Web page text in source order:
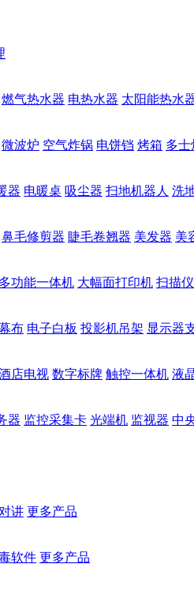
燃气热水器 电热水器 太阳能热水
微波炉 空气炸锅 电饼铛 烤箱 多士
器 电暖桌 吸尘器 扫地机器人 洗
鼻毛修剪器 睫毛卷翘器 美发器 美
多功能一体机 大幅面打印机 扫描仪
布 电子白板 投影机吊架 显示器
店电视 数字标牌 触控一体机 液
器 监控采集卡 光端机 监视器 中
讲 更多产品
软件 更多产品